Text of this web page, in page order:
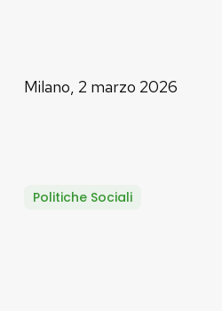
Milano, 2 marzo 2026
Politiche Sociali